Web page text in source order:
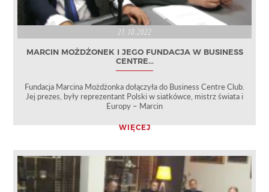
21.10.2022
MARCIN MOŻDŻONEK I JEGO FUNDACJA W BUSINESS
CENTRE...
Fundacja Marcina Możdżonka dołączyła do Business Centre Club.
Jej prezes, były reprezentant Polski w siatkówce, mistrz świata i
Europy – Marcin
WIĘCEJ